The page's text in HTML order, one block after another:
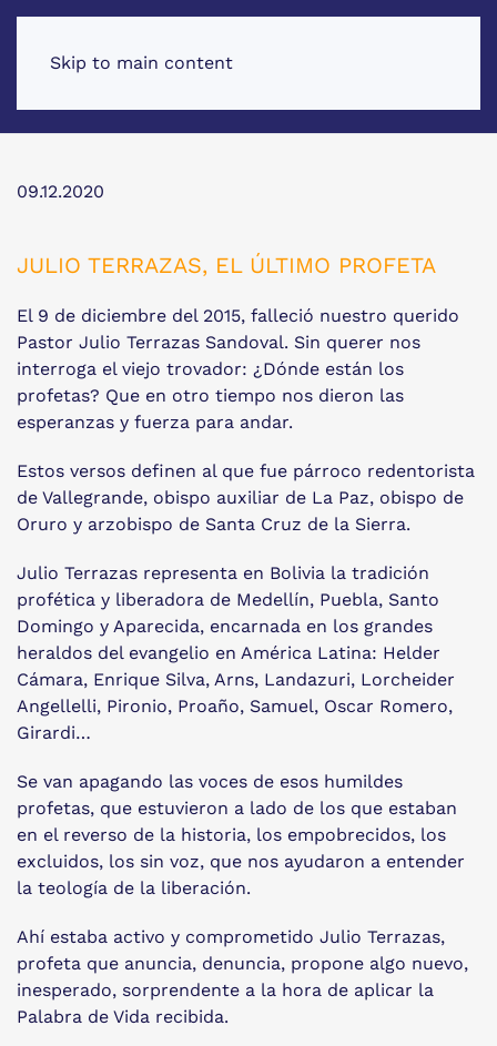
Skip to main content
09.12.2020
JULIO TERRAZAS, EL ÚLTIMO PROFETA
El 9 de diciembre del 2015, falleció nuestro querido
Pastor Julio Terrazas Sandoval. Sin querer nos
interroga el viejo trovador: ¿Dónde están los
profetas? Que en otro tiempo nos dieron las
esperanzas y fuerza para andar.
Estos versos definen al que fue párroco redentorista
de Vallegrande, obispo auxiliar de La Paz, obispo de
Oruro y arzobispo de Santa Cruz de la Sierra.
Julio Terrazas representa en Bolivia la tradición
profética y liberadora de Medellín, Puebla, Santo
Domingo y Aparecida, encarnada en los grandes
heraldos del evangelio en América Latina: Helder
Cámara, Enrique Silva, Arns, Landazuri, Lorcheider
Angellelli, Pironio, Proaño, Samuel, Oscar Romero,
Girardi…
Se van apagando las voces de esos humildes
profetas, que estuvieron a lado de los que estaban
en el reverso de la historia, los empobrecidos, los
excluidos, los sin voz, que nos ayudaron a entender
la teología de la liberación.
Ahí estaba activo y comprometido Julio Terrazas,
profeta que anuncia, denuncia, propone algo nuevo,
inesperado, sorprendente a la hora de aplicar la
Palabra de Vida recibida.